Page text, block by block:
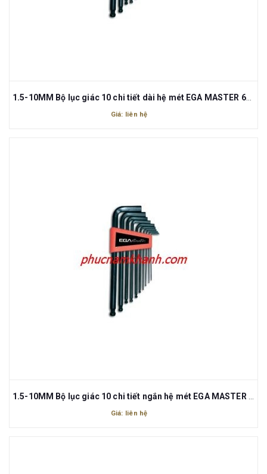
1.5-10MM Bộ lục giác 10 chi tiết dài hệ mét EGA MASTER 61496
Giá: liên hệ
Giá: liên hệ